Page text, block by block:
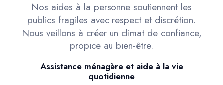
Nos aides à la personne soutiennent les
publics fragiles avec respect et discrétion.
Nous veillons à créer un climat de confiance,
propice au bien-être.
Assistance ménagère et aide à la vie
quotidienne